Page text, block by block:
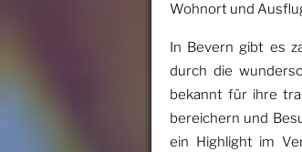
Wohnort und
In Bevern gibt es
durch die
bekannt für ihre
bereichern und
ein Highlight im